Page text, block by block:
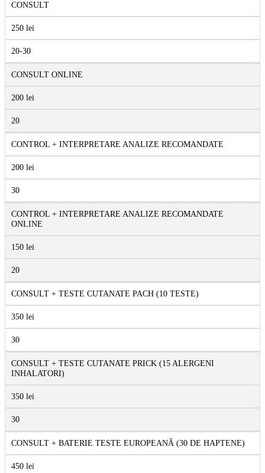
CONSULT
250 lei
20-30
CONSULT ONLINE
200 lei
20
CONTROL + INTERPRETARE ANALIZE RECOMANDATE
200 lei
30
CONTROL + INTERPRETARE ANALIZE RECOMANDATE
ONLINE
150 lei
20
CONSULT + TESTE CUTANATE PACH (10 TESTE)
350 lei
30
CONSULT + TESTE CUTANATE PRICK (15 ALERGENI
INHALATORI)
350 lei
30
CONSULT + BATERIE TESTE EUROPEANĂ (30 DE HAPTENE)
450 lei